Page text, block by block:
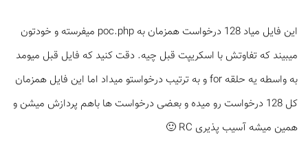
این فایل میاد 128 درخواست همزمان به poc.php میفرسته و خودتون
میبیند که تفاوتش با اسکریپت قبل چیه. دقت کنید که فایل قبل میومد
به واسطه یه حلقه for و به ترتیب درخواستو میداد اما این فایل همزمان
کل 128 درخواست رو میده و بعضی درخواست ها باهم پردازش میشن و
همین میشه آسیب پذیری RC 🙂